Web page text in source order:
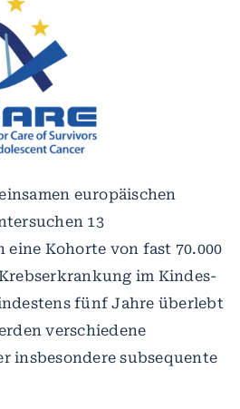
europäischen
13
Kohorte von fast 70.000
im Kindes-
fünf Jahre überlebt
verschiedene
insbesondere subsequente